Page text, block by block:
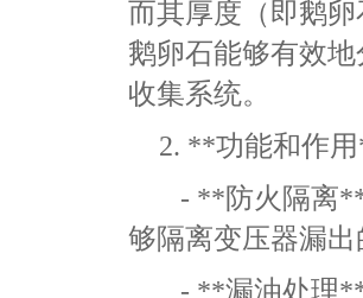
而其厚度（即鹅
鹅卵石能够有效
收集系统。
2. **功能和作
- **防火隔离
够隔离变压器漏
- **漏油处理